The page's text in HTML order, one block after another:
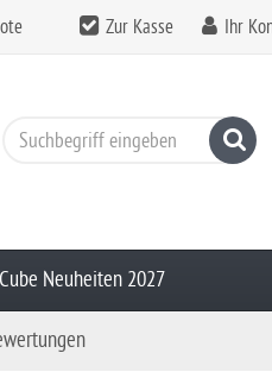
Zur Kasse Ihr
Cube Neuheiten 2027